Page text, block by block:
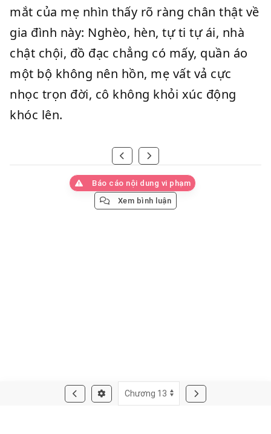
mắt của mẹ nhìn thấy rõ ràng chân thật về
gia đình này: Nghèo, hèn, tự ti tự ái, nhà
chật chội, đồ đạc chẳng có mấy, quần áo
một bộ không nên hồn, mẹ vất vả cực
nhọc trọn đời, cô không khỏi xúc động
khóc lên.
Báo cáo nội dung vi phạm
Xem bình luận